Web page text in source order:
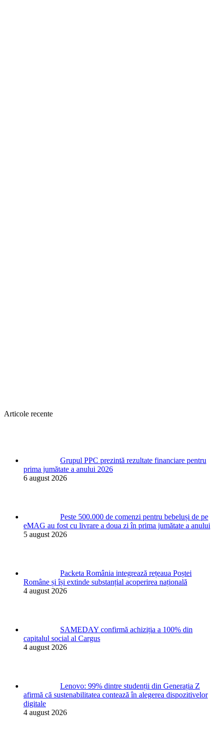
Articole recente
Grupul PPC prezintă rezultate financiare pentru
prima jumătate a anului 2026
6 august 2026
Peste 500.000 de comenzi pentru bebeluși de pe
eMAG au fost cu livrare a doua zi în prima jumătate a anului
5 august 2026
Packeta România integrează rețeaua Poștei
Române și își extinde substanțial acoperirea națională
4 august 2026
SAMEDAY confirmă achiziția a 100% din
capitalul social al Cargus
4 august 2026
Lenovo: 99% dintre studenții din Generația Z
afirmă că sustenabilitatea contează în alegerea dispozitivelor
digitale
4 august 2026